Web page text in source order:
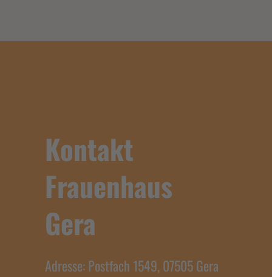
Kontakt
Frauenhaus
Gera
Adresse: Postfach 1549, 07505 Gera